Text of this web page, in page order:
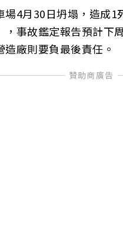
4月30日坍塌，造成
事故鑑定報告預計下
廠則要負最後責任。